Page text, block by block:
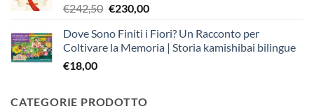
€242,50 Il
originale
era:
€230,00Il
attuale
è:
Dove Sono Finiti i Fiori? Un Racconto per
Coltivare la Memoria | Storia kamishibai bilingue
€18,00
CATEGORIE PRODOTTO